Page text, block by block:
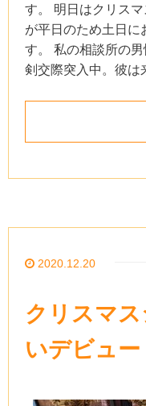
す。 明日はクリス
が平日のため土日に
す。 私の相談所の
剣交際突入中。彼は
2020.12.20
クリスマ
いデビュー